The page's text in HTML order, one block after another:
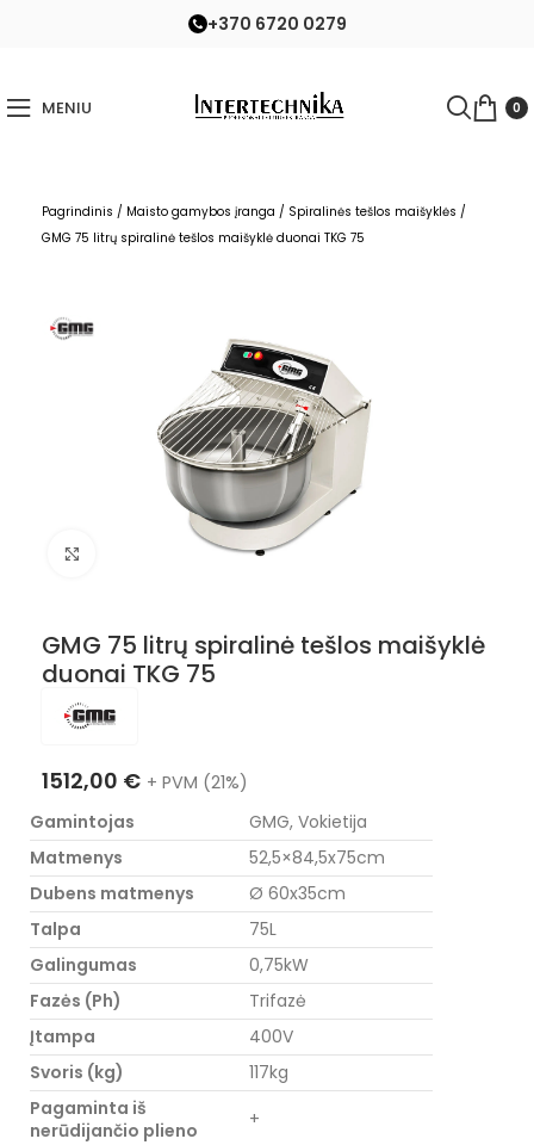
+370 6720 0279
MENIU 0
Pagrindinis / Maisto gamybos įranga / Spiralinės tešlos maišyklės /
GMG 75 litrų spiralinė tešlos maišyklė duonai TKG 75
Nuotraukos padidinimas
GMG 75 litrų spiralinė tešlos maišyklė
duonai TKG 75
1512,00 € + PVM (21%)
Gamintojas
GMG, Vokietija
Matmenys
52,5×84,5x75cm
Dubens matmenys
Ø 60x35cm
Talpa
75L
Galingumas
0,75kW
Fazės (Ph)
Trifazė
Įtampa
400V
Svoris (kg)
117kg
Pagaminta iš
nerūdijančio plieno
+